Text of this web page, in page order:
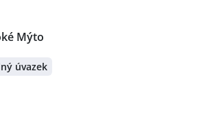
Mýto
úvazek